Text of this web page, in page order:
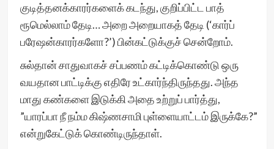
குடித்தனக்காரர்களைக் கடந்து, குறிப்பிட்ட பாத்
ரூமெல்லாம் தேடி… அறை அறையாகத் தேடி (‘கார்ப்
பரேஷன்காரர்களோ?’) பின்கட்டுக்குச் சென்றோம்.
சுல்தான் சாதுவாகச் சப்பணம் கட்டிக்கொண்டு ஒரு
வயதான பாட்டிக்கு எதிரே உட்கார்ந்திருந்தது. அந்த
மாது கண்களை இடுக்கி அதை உற்றுப் பார்த்து,
”யாரப்பா நீ நம்ம கிஷ்ணசாமி புள்ளையாட்டம் இருக்கே?”
என்றுகேட்டுக் கொண்டிருந்தாள்.